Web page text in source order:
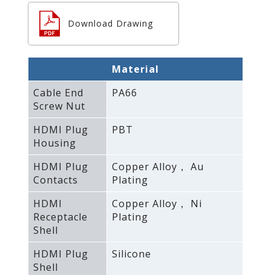
Download Drawing
Material
Cable End
Screw Nut
PA66
HDMI Plug
Housing
PBT
HDMI Plug
Contacts
Copper Alloy， Au
Plating
HDMI
Receptacle
Shell
Copper Alloy， Ni
Plating
HDMI Plug
Shell
Silicone